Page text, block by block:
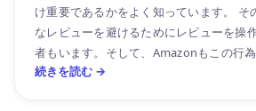
け重要であるかをよく知っています。 そ
なレビューを避けるためにレビューを操
者もいます。そして、Amazonもこの行
続きを読む →